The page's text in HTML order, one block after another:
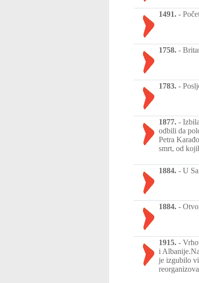
1491. -
1758. -
1783. -
1877. -
odbili da
Petra
smrt, od
1884. - U
1884. -
1915. -
i
je izgubilo